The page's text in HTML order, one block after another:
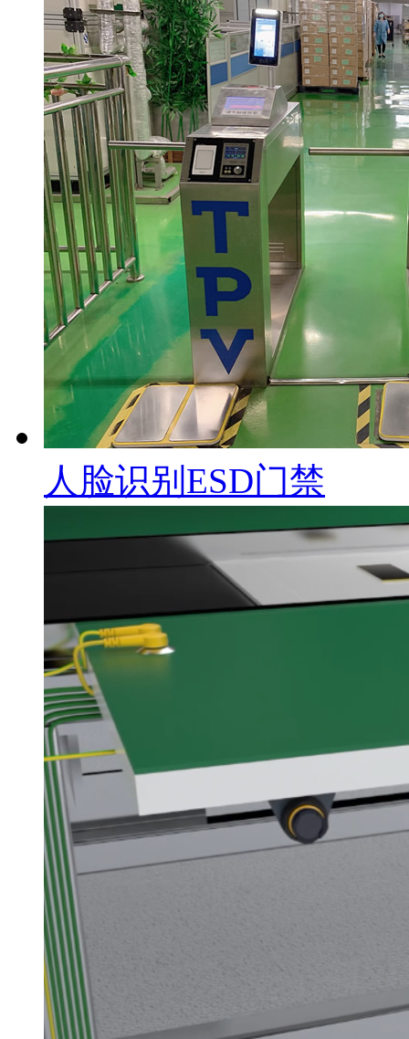
人脸识别ESD门禁